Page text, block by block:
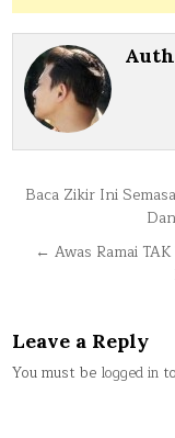
Post
navigation
Baca Zikir Ini
← Awas Ramai
Leave a Reply
You must be logged in